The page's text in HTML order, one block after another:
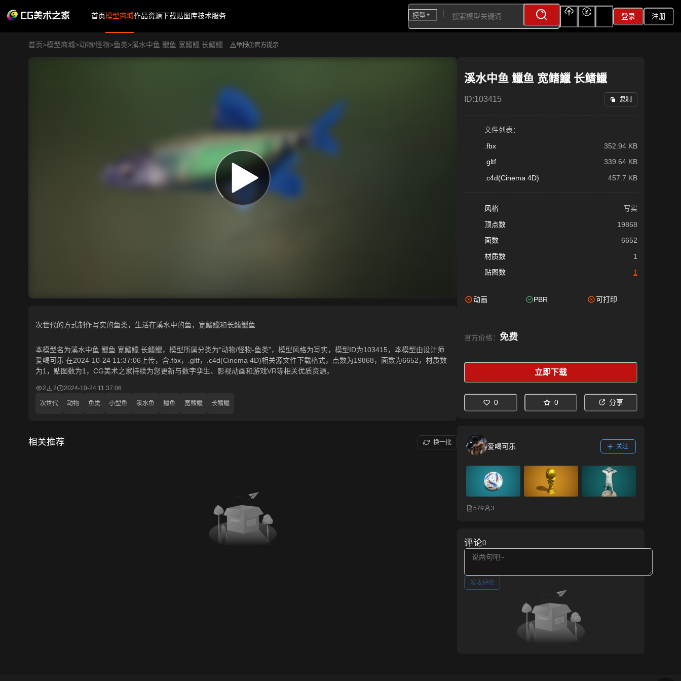
首页模型商城作品资源下载贴图库技术服务
模型
登录 注册
首页>模型商城>动物/怪物>鱼类>溪水中鱼 鱲鱼 宽鳍鱲 长鳍鱲 举报 官方提示
次世代的方式制作写实的鱼类，生活在溪水中的鱼，宽鳍鱲和长鳍鱲鱼
本模型名为溪水中鱼 鱲鱼 宽鳍鱲 长鳍鱲，模型所属分类为“动物/怪物-鱼类”，模型风格为写实，模型ID为103415，本模型由设计师
爱喝可乐 在2024-10-24 11:37:06上传，含.fbx，.gltf，.c4d(Cinema 4D)相关源文件下载格式，点数为19868，面数为6652，材质数
为1，贴图数为1，CG美术之家持续为您更新与数字孪生、影视动画和游戏VR等相关优质资源。
2 2 2024-10-24 11:37:06
次世代 动物 鱼类 小型鱼 溪水鱼 鱲鱼 宽鳍鱲 长鳍鱲
相关推荐 换一批
溪水中鱼 鱲鱼 宽鳍鱲 长鳍鱲
ID:103415 复制
文件列表：
.fbx
352.94 KB
.gltf
339.64 KB
.c4d(Cinema 4D)
457.7 KB
风格
写实
顶点数
19868
面数
6652
材质数
1
贴图数
1
动画 PBR 可打印
官方价格： 免费
立即下载
0 0 分享
爱喝可乐 关注
579 3
评论0
发表评论